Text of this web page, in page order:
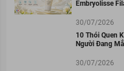
Embryolisse
30/07/2026
10 Thói Quen
Người Đang
30/07/2026